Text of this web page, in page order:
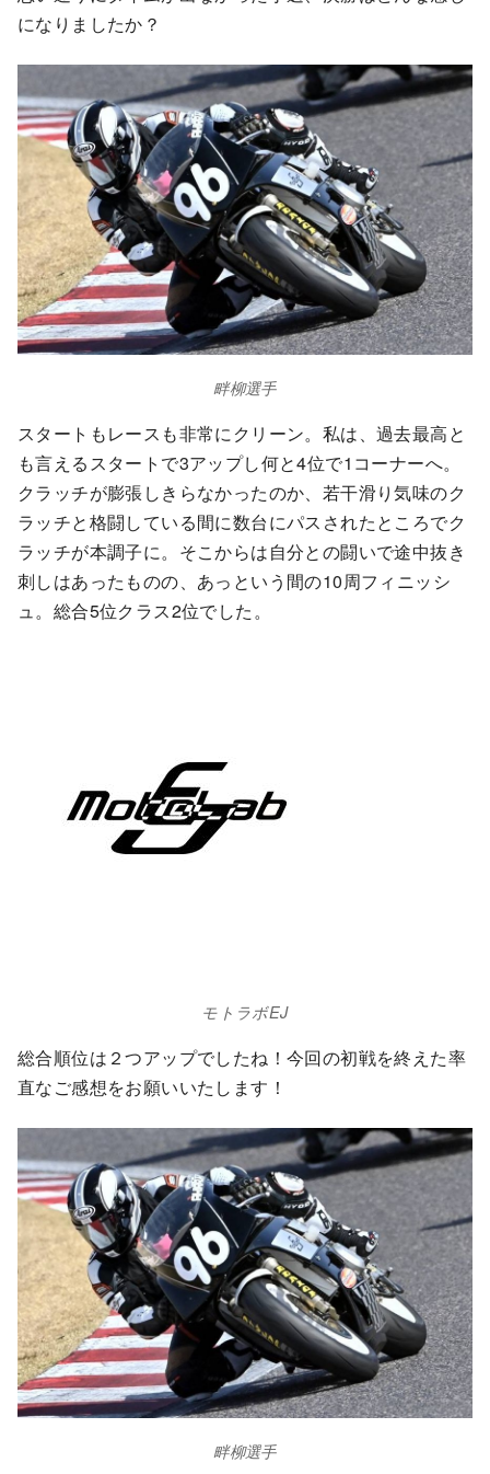
になりましたか？
畔柳選手
スタートもレースも非常にクリーン。私は、過去最高と
も言えるスタートで3アップし何と4位で1コーナーへ。
クラッチが膨張しきらなかったのか、若干滑り気味のク
ラッチと格闘している間に数台にパスされたところでク
ラッチが本調子に。そこからは自分との闘いで途中抜き
刺しはあったものの、あっという間の10周フィニッシ
ュ。総合5位クラス2位でした。
モトラボEJ
総合順位は２つアップでしたね！今回の初戦を終えた率
直なご感想をお願いいたします！
畔柳選手